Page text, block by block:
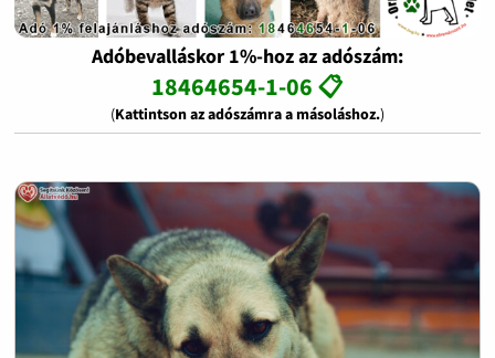
Adóbevalláskor 1%-hoz az adószám:
18464654-1-06 📋
(Kattintson az adószámra a másoláshoz.)